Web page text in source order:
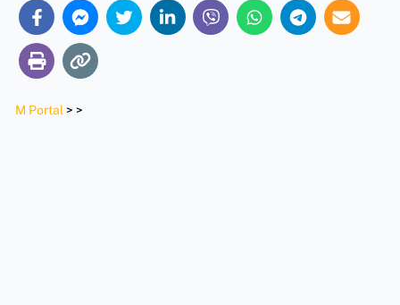
M Portal > >